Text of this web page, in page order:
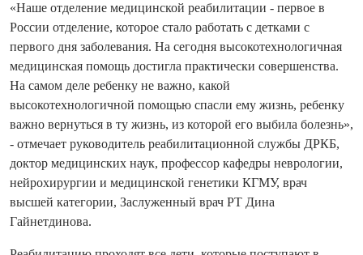
«Наше отделение медицинской реабилитации - первое в
России отделение, которое стало работать с детками с
первого дня заболевания. На сегодня высокотехнологичная
медицинская помощь достигла практически совершенства.
На самом деле ребенку не важно, какой
высокотехнологичной помощью спасли ему жизнь, ребенку
важно вернуться в ту жизнь, из которой его выбила болезнь»,
- отмечает руководитель реабилитационной службы ДРКБ,
доктор медицинских наук, профессор кафедры неврологии,
нейрохирургии и медицинской генетики КГМУ, врач
высшей категории, Заслуженный врач РТ Дина
Гайнетдинова.